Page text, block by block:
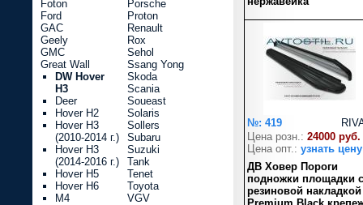
№: 419
Цена розн.: 24000 руб.
Цена опт.: узнать цену
ДВ Ховер Пороги
подножки площадки с
резиновой накладкой
Foton
Ford
GAC
Geely
GMC
Great Wall
DW Hover
H3
Deer
Hover H2
Hover H3
(2010-2014 г.)
Hover H3
(2014-2016 г.)
Hover H5
Hover H6
M4
Porsche
Proton
Renault
Rox
Sehol
Ssang Yong
Skoda
Scania
Soueast
Solaris
Sollers
Subaru
Suzuki
Tank
Tenet
Toyota
VGV